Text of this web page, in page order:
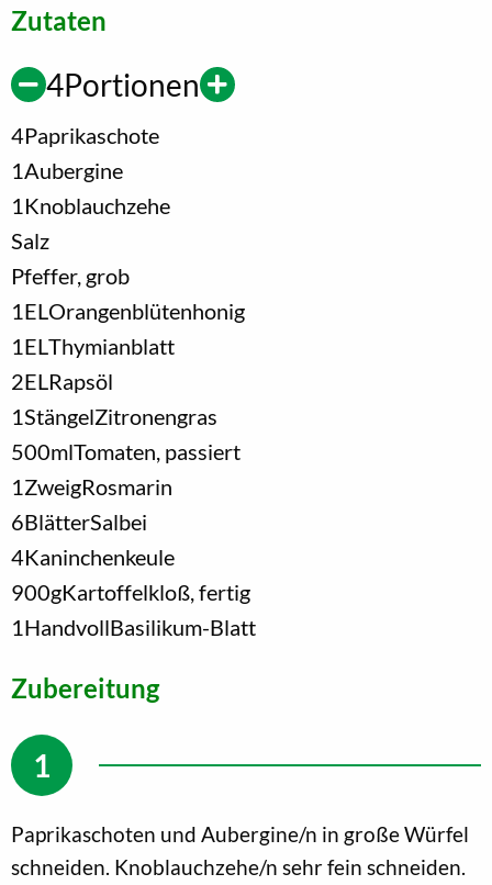
Zutaten
4Portionen
4Paprikaschote
1 Aubergine
1 Knoblauchzehe
Salz
Pfeffer, grob
1 EL Orangenblütenhonig
1 EL Thymianblatt
2EL Rapsöl
1 StängelZitronengras
500mlTomaten, passiert
1 ZweigRosmarin
6BlätterSalbei
4Kaninchenkeule
900gKartoffelkloß, fertig
1 HandvollBasilikum-Blatt
Zubereitung
Paprikaschoten und Aubergine/n in große Würfel
schneiden. Knoblauchzehe/n sehr fein schneiden.